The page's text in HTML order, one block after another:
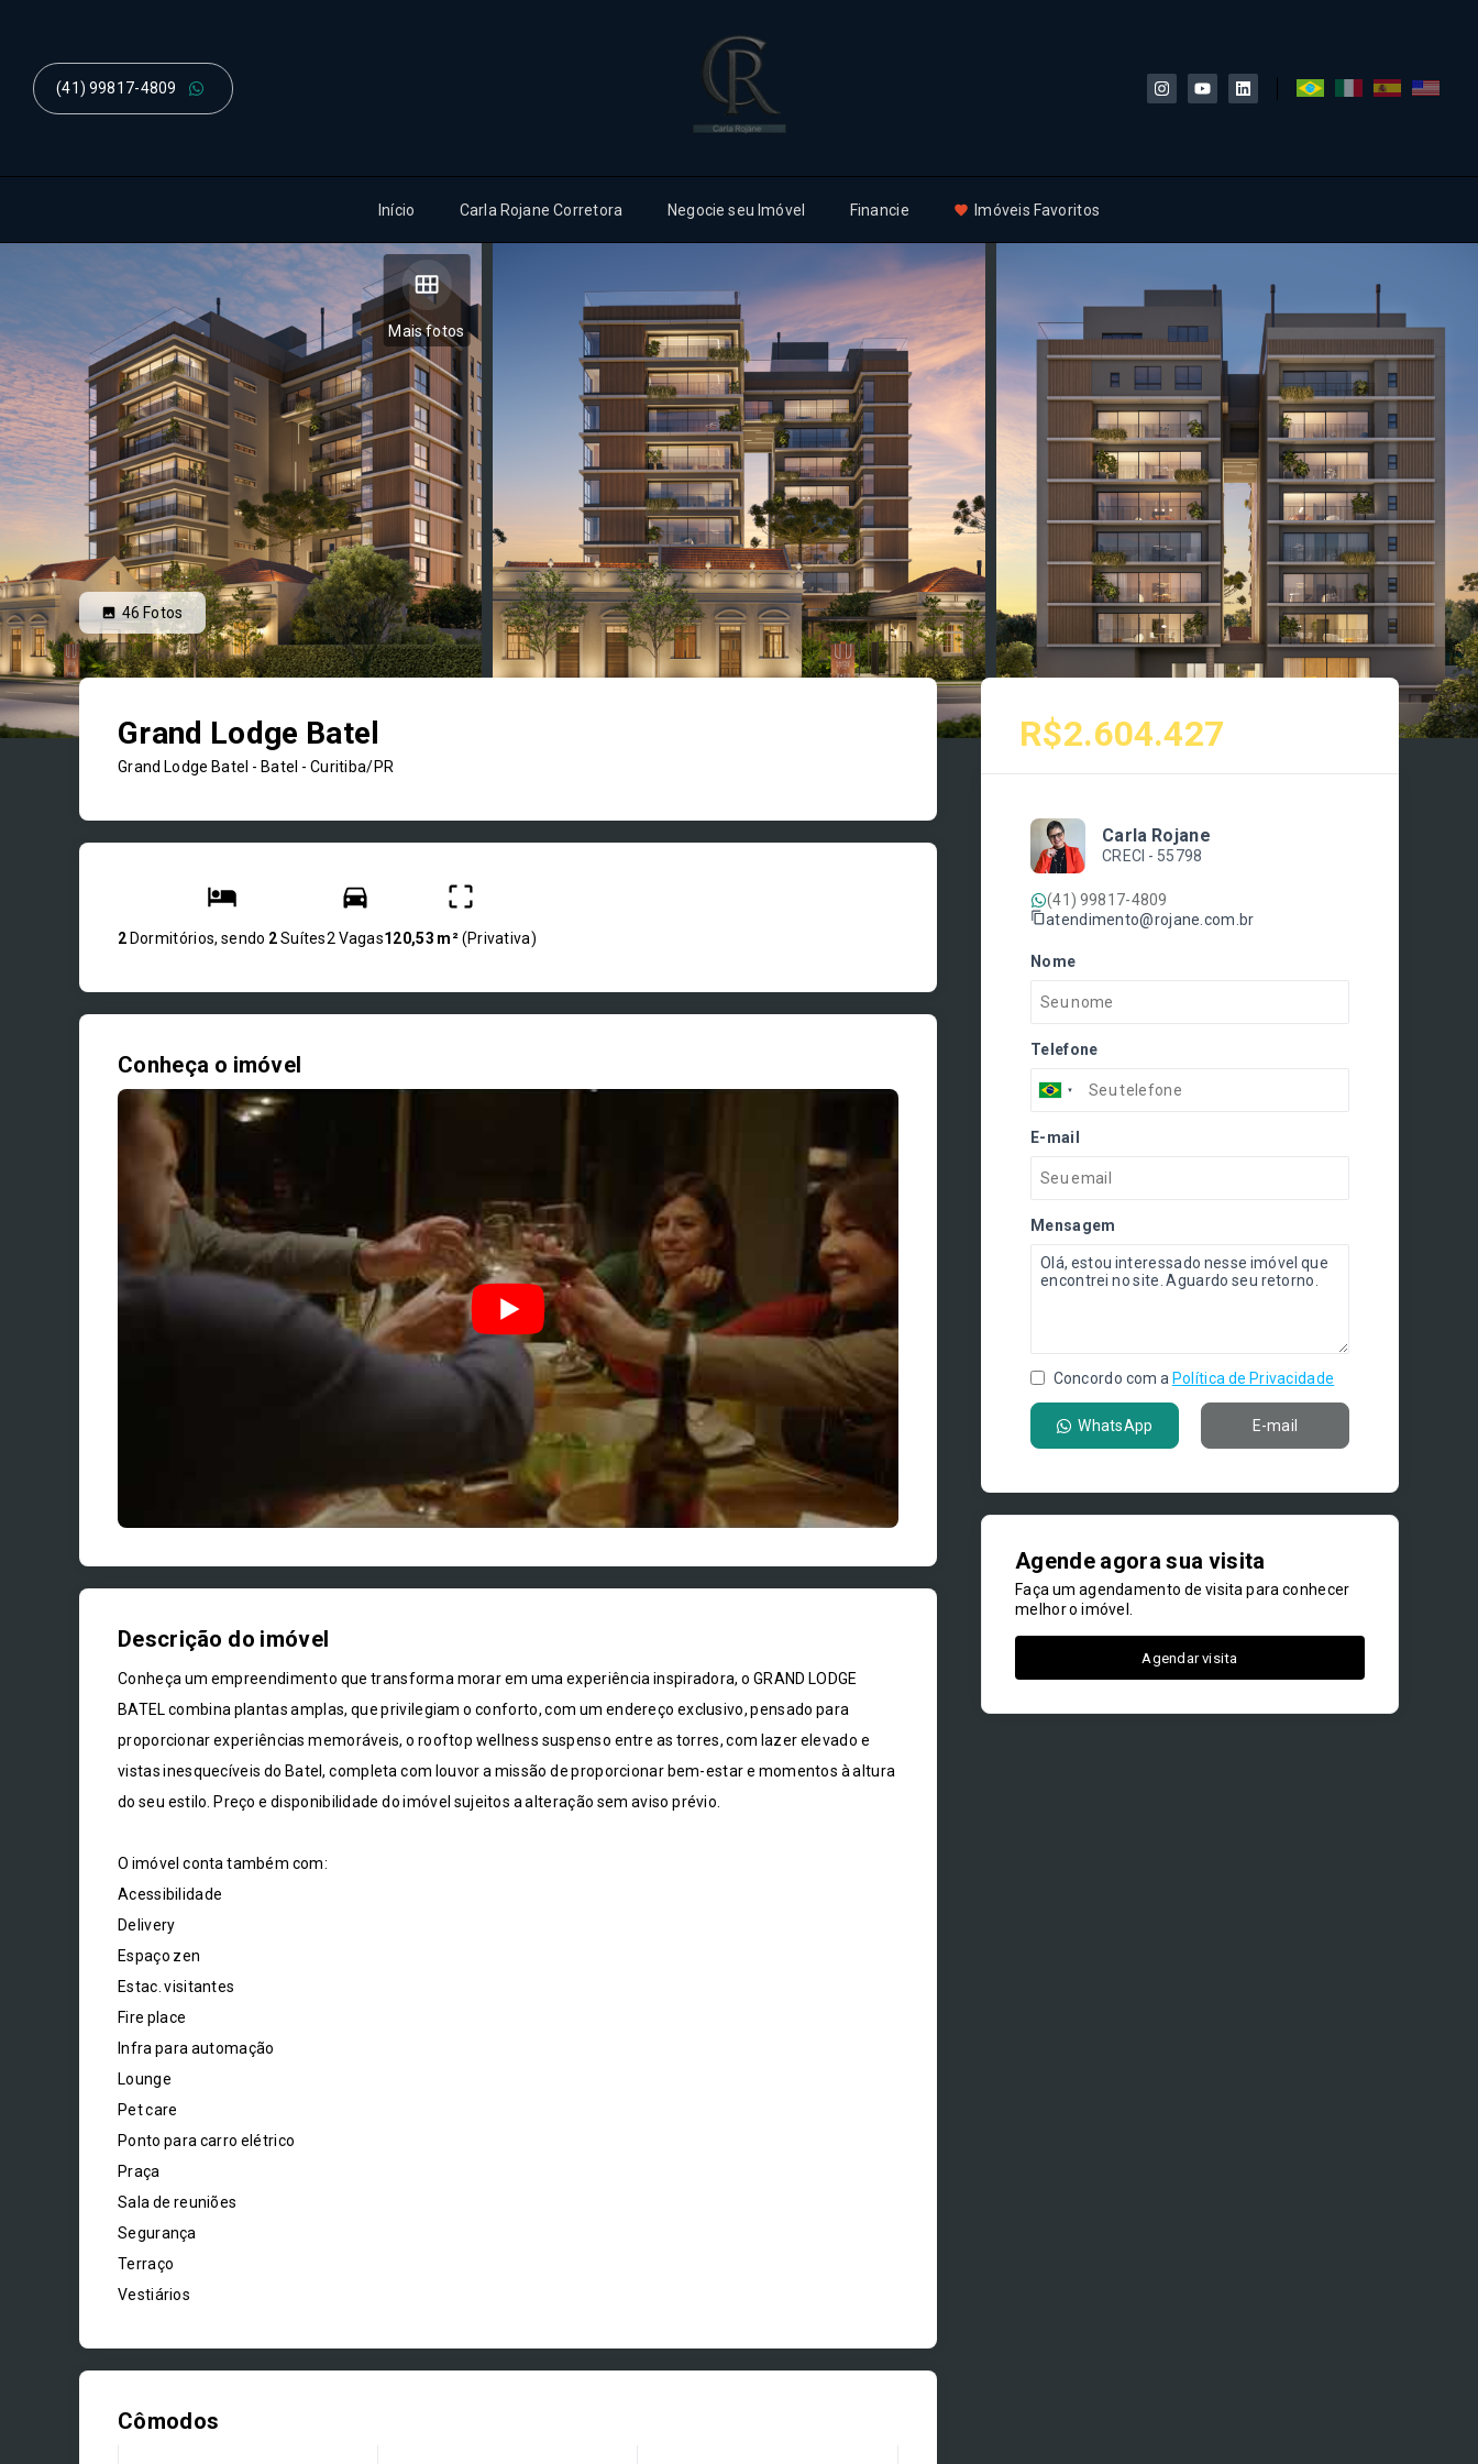
(41) 99817-4809
Início Carla Rojane Corretora Negocie seu Imóvel Financie Imóveis Favoritos
Mais fotos
46 Fotos
Grand Lodge Batel
Grand Lodge Batel - Batel - Curitiba/PR
2 Dormitórios, sendo 2Suítes2 Vagas120,53 m²(Privativa)
Conheça o imóvel
Descrição do imóvel
Conheça um empreendimento que transforma morar em uma experiência inspiradora, o GRAND LODGE
BATEL combina plantas amplas, que privilegiam o conforto, com um endereço exclusivo, pensado para
proporcionar experiências memoráveis, o rooftop wellness suspenso entre as torres, com lazer elevado e
vistas inesquecíveis do Batel, completa com louvor a missão de proporcionar bem-estar e momentos à altura
do seu estilo. Preço e disponibilidade do imóvel sujeitos a alteração sem aviso prévio.
O imóvel conta também com:
Acessibilidade
Delivery
Espaço zen
Estac. visitantes
Fire place
Infra para automação
Lounge
Pet care
Ponto para carro elétrico
Praça
Sala de reuniões
Segurança
Terraço
Vestiários
Cômodos
R$2.604.427
Carla Rojane
CRECI - 55798
(41) 99817-4809
atendimento@rojane.com.br
Nome
Telefone
E-mail
Mensagem
Concordo com a Política de Privacidade
WhatsApp E-mail
Agende agora sua visita
Faça um agendamento de visita para conhecer
melhor o imóvel.
Agendar visita